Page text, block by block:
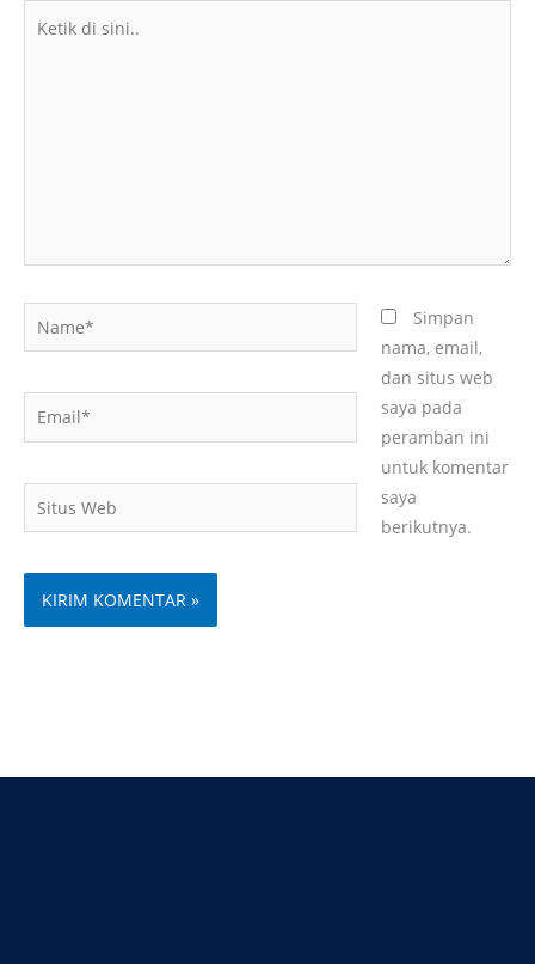
Email*
Situs
Web
Simpan
nama, email,
dan situs web
saya pada
peramban ini
untuk komentar
saya
berikutnya.